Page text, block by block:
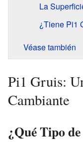
La
¿Tiene Pi1
Véase también
Pi1 Gruis:
Cambiante
¿Qué Tipo